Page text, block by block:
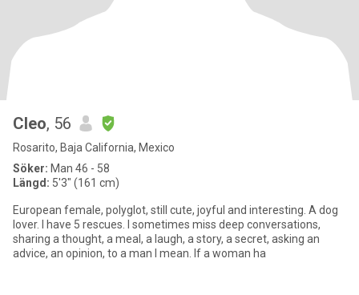
Cleo, 56
Rosarito, Baja California, Mexico
Söker: Man 46 - 58
Längd: 5'3" (161 cm)
European female, polyglot, still cute, joyful and interesting. A dog
lover. I have 5 rescues. I sometimes miss deep conversations,
sharing a thought, a meal, a laugh, a story, a secret, asking an
advice, an opinion, to a man I mean. If a woman ha